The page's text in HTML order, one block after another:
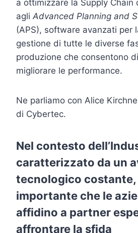
a ottimizzare la Supply Chain
agli Advanced Planning and
(APS), software avanzati per
gestione di tutte le diverse
produzione che consentono
migliorare le performance.
Ne parliamo con Alice
di Cybertec.
Nel contesto
caratterizzato da un
tecnologico costante,
importante che le
affidino a partner
affrontare la sfida